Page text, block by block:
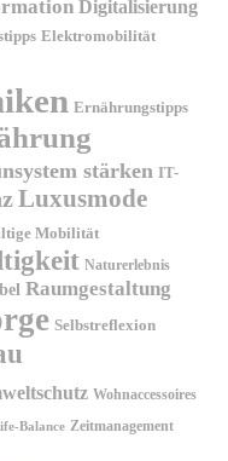
Digitalisierung
Elektromobilität
Ernährungstipps
stärken IT-
Luxusmode
Mobilität
Naturerlebnis
Raumgestaltung
Selbstreflexion
Wohnaccessoires
Balance Zeitmanagement